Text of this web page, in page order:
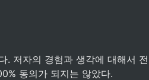
동의가 되지는 않았다.